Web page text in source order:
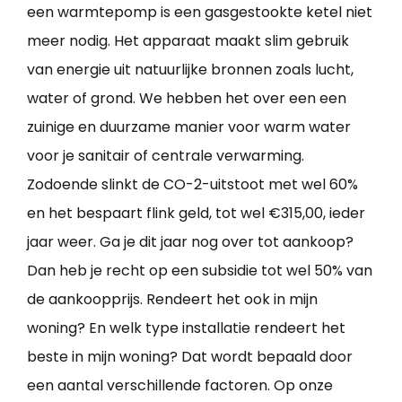
een warmtepomp is een gasgestookte ketel niet
meer nodig. Het apparaat maakt slim gebruik
van energie uit natuurlijke bronnen zoals lucht,
water of grond. We hebben het over een een
zuinige en duurzame manier voor warm water
voor je sanitair of centrale verwarming.
Zodoende slinkt de CO-2-uitstoot met wel 60%
en het bespaart flink geld, tot wel €315,00, ieder
jaar weer. Ga je dit jaar nog over tot aankoop?
Dan heb je recht op een subsidie tot wel 50% van
de aankoopprijs. Rendeert het ook in mijn
woning? En welk type installatie rendeert het
beste in mijn woning? Dat wordt bepaald door
een aantal verschillende factoren. Op onze